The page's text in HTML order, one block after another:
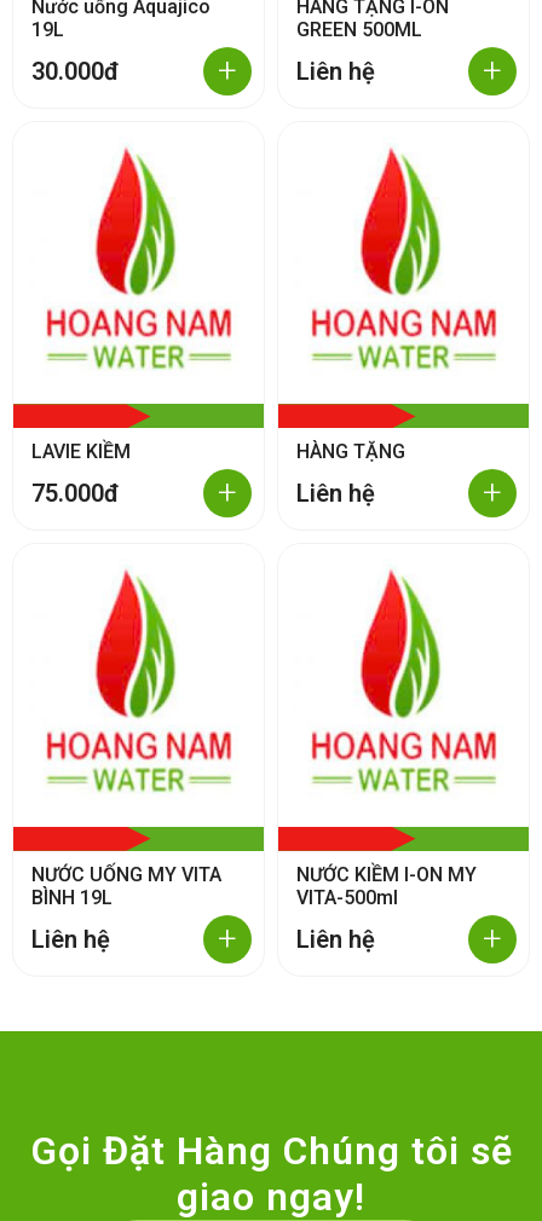
Nước uống Aquajico
19L
30.000đ +
HÀNG TẶNG I-ON
GREEN 500ML
Liên hệ +
LAVIE KIỀM
75.000đ +
HÀNG TẶNG
Liên hệ +
NƯỚC UỐNG MY VITA
BÌNH 19L
Liên hệ +
NƯỚC KIỀM I-ON MY
VITA-500ml
Liên hệ +
Gọi Đặt Hàng Chúng tôi sẽ
giao ngay!